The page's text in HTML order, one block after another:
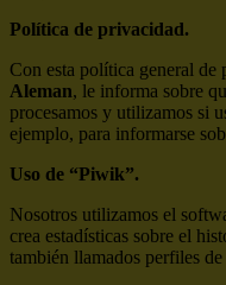
Política de privacidad.
Con esta política general de
Aleman, le informa sobre
procesamos y utilizamos si
ejemplo, para informarse
Uso de “Piwik”.
Nosotros utilizamos el
crea estadísticas sobre el
también llamados perfiles de